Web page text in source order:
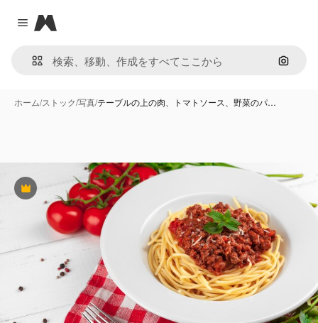
Close menu
Magnific
画像で
ホーム/ストック/写真/テーブルの上の肉、トマトソース、野菜のパ…
Premium